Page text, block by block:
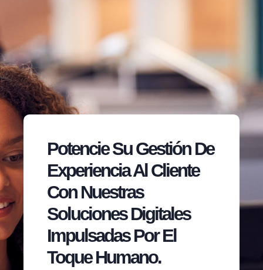
Potencie Su Gestión De
Experiencia Al Cliente
Con Nuestras
Soluciones Digitales
Impulsadas Por El
Toque Humano.